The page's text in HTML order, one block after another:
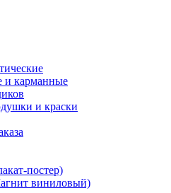
и карманные
и краски
постер)
виниловый)